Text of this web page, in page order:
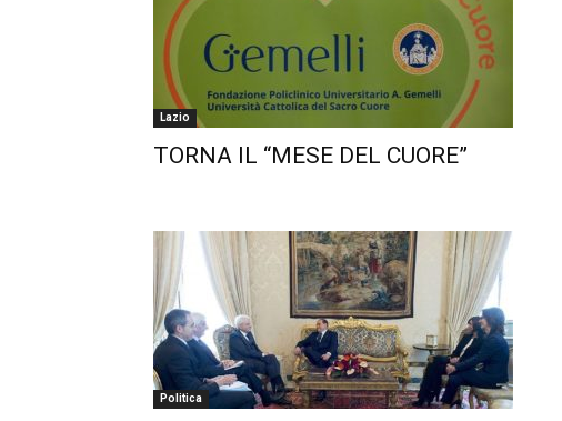
Lazio
TORNA IL “MESE DEL CUORE”
Politica